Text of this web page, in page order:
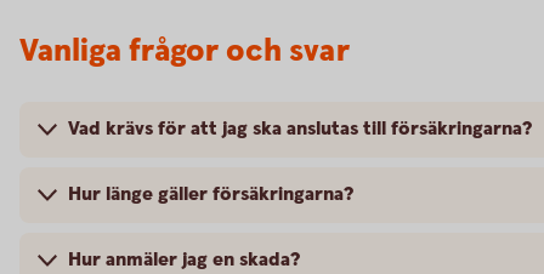
Vanliga frågor och svar
Vad krävs för att jag ska anslutas till försäkringarna?
Hur länge gäller försäkringarna?
Hur anmäler jag en skada?